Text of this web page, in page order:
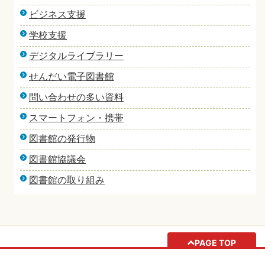
ビジネス支援
学校支援
デジタルライブラリー
せんだい電子図書館
問い合わせの多い資料
スマートフォン・携帯
図書館の発行物
図書館協議会
図書館の取り組み
PAGE TOP